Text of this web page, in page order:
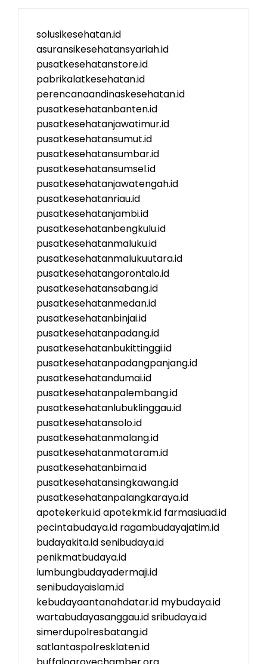
solusikesehatan.id
asuransikesehatansyariah.id
pusatkesehatanstore.id
pabrikalatkesehatan.id
perencanaandinaskesehatan.id
pusatkesehatanbanten.id
pusatkesehatanjawatimur.id
pusatkesehatansumut.id
pusatkesehatansumbar.id
pusatkesehatansumsel.id
pusatkesehatanjawatengah.id
pusatkesehatanriau.id
pusatkesehatanjambi.id
pusatkesehatanbengkulu.id
pusatkesehatanmaluku.id
pusatkesehatanmalukuutara.id
pusatkesehatangorontalo.id
pusatkesehatansabang.id
pusatkesehatanmedan.id
pusatkesehatanbinjai.id
pusatkesehatanpadang.id
pusatkesehatanbukittinggi.id
pusatkesehatanpadangpanjang.id
pusatkesehatandumai.id
pusatkesehatanpalembang.id
pusatkesehatanlubuklinggau.id
pusatkesehatansolo.id
pusatkesehatanmalang.id
pusatkesehatanmataram.id
pusatkesehatanbima.id
pusatkesehatansingkawang.id
pusatkesehatanpalangkaraya.id
apotekerku.idapotekmk.id farmasiuad.id
pecintabudaya.id ragambudayajatim.id
budayakita.idsenibudaya.id
penikmatbudaya.id
lumbungbudayadermaji.id
senibudayaislam.id
kebudayaantanahdatar.id mybudaya.id
wartabudayasanggau.idsribudaya.id
simerdupolresbatang.id
satlantaspolresklaten.id